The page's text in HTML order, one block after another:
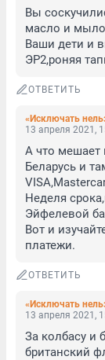
Вы
масло и
Ваши дети и
ЭР2,роняя
ОТВЕТИТЬ
13 апреля 2021,
А что мешает
Беларусь и
Неделя
Эйфелевой
Вот и
платежи.
ОТВЕТИТЬ
13 апреля 2021,
За колбасу и
британский